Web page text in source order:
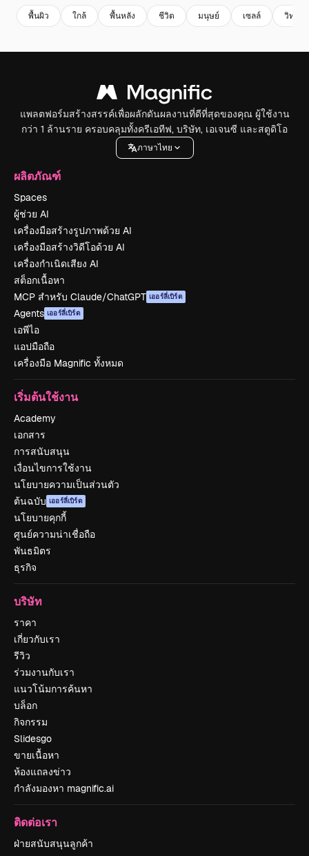
พื้นผิว ใกล้ พื้นหลัง ชีวิต มนุษย์ เซลล์ วิทยา
แพลตฟอร์มสร้างสรรค์เพื่อผลักดันผลงานที่ดีที่สุดของคุณ ผู้ใช้งาน
กว่า 1 ล้านราย ครอบคลุมทั้งครีเอทีฟ, บริษัท, เอเจนซี และสตูดิโอ
ภาษาไทย
ผลิตภัณฑ์
Spaces
ผู้ช่วย AI
เครื่องมือสร้างรูปภาพด้วย AI
เครื่องมือสร้างวิดีโอด้วย AI
เครื่องกำเนิดเสียง AI
สต็อกเนื้อหา
MCP สำหรับ Claude/ChatGPT เออร์ลี่เบิร์ด
Agents เออร์ลี่เบิร์ด
เอพีไอ
แอปมือถือ
เครื่องมือ Magnific ทั้งหมด
เริ่มต้นใช้งาน
Academy
เอกสาร
การสนับสนุน
เงื่อนไขการใช้งาน
นโยบายความเป็นส่วนตัว
ต้นฉบับ เออร์ลี่เบิร์ด
นโยบายคุกกี้
ศูนย์ความน่าเชื่อถือ
พันธมิตร
ธุรกิจ
บริษัท
ราคา
เกี่ยวกับเรา
รีวิว
ร่วมงานกับเรา
แนวโน้มการค้นหา
บล็อก
กิจกรรม
Slidesgo
ขายเนื้อหา
ห้องแถลงข่าว
กำลังมองหา magnific.ai
ติดต่อเรา
ฝ่ายสนับสนุนลูกค้า